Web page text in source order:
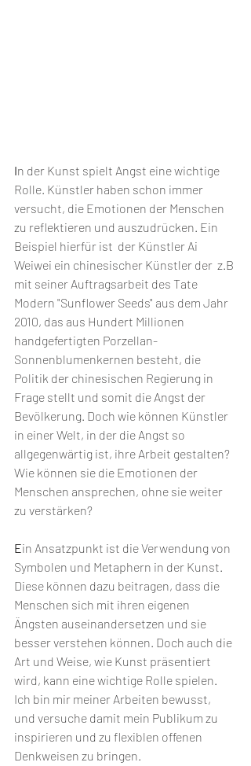
In der Kunst spielt Angst eine wichtige
Rolle. Künstler haben schon immer
versucht, die Emotionen der Menschen
zu reflektieren und auszudrücken. Ein
Beispiel hierfür ist  der Künstler Ai
Weiwei ein chinesischer Künstler der  z.B
mit seiner Auftragsarbeit des Tate
Modern "Sunflower Seeds" aus dem Jahr
2010, das aus Hundert Millionen
handgefertigten Porzellan-
Sonnenblumenkernen besteht, die
Politik der chinesischen Regierung in
Frage stellt und somit die Angst der
Bevölkerung. Doch wie können Künstler
in einer Welt, in der die Angst so
allgegenwärtig ist, ihre Arbeit gestalten?
Wie können sie die Emotionen der
Menschen ansprechen, ohne sie weiter
zu verstärken?
Ein Ansatzpunkt ist die Verwendung von
Symbolen und Metaphern in der Kunst.
Diese können dazu beitragen, dass die
Menschen sich mit ihren eigenen
Ängsten auseinandersetzen und sie
besser verstehen können. Doch auch die
Art und Weise, wie Kunst präsentiert
wird, kann eine wichtige Rolle spielen.
Ich bin mir meiner Arbeiten bewusst,
und versuche damit mein Publikum zu
inspirieren und zu flexiblen offenen
Denkweisen zu bringen.